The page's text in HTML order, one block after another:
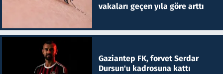
vakaları geçen yıla göre arttı
Gaziantep FK, forvet Serdar
Dursun'u kadrosuna kattı